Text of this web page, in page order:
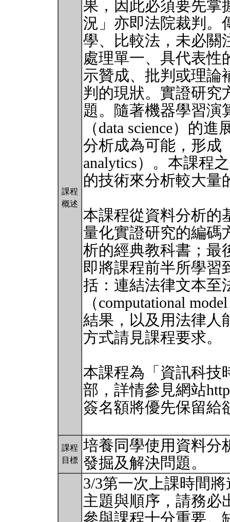
課程
概述
果，因此必須要先掌
況」亦即法院裁判。
學、比較法，未必關
處理單一、具代表性
示贊成、批判或理論
判的現狀。實證研究
題。隨著機器學習演
（data science）的
分析成為可能，形成
analytics）。本課程
的技術來分析較大量
本課程從資料分析的
量化實證研究的編碼
析的經典教科書；最
即將課程前半所學習
括：連結法律文本至
（computational
結果，以及用法律人
方式請見課程要求。
本課程為「資訊科技
部，詳情參見網站
簽名額將優先保留給
課程
目標
培養同學使用資料分
發掘及解決問題。
3/3第一次上課時間
主題與順序，請務必
參與課程十分重要。